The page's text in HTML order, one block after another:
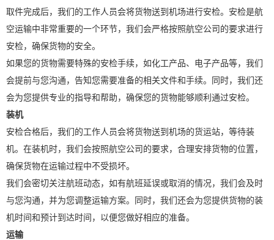
取件完成后，我们的工作人员会将货物送到机场进行安检。安检是航
空运输中非常重要的一个环节，我们会严格按照航空公司的要求进行
安检，确保货物的安全。
如果您的货物需要特殊的安检手续，如化工产品、电子产品等，我们
会提前与您沟通，告知您需要准备的相关文件和手续。同时，我们还
会为您提供专业的指导和帮助，确保您的货物能够顺利通过安检。
装机
安检合格后，我们的工作人员会将货物送到机场的货运站，等待装
机。在装机时，我们会按照航空公司的要求，合理安排货物的位置，
确保货物在运输过程中不受损坏。
我们会密切关注航班动态，如有航班延误或取消的情况，我们会及时
与您沟通，并为您调整运输方案。同时，我们还会为您提供货物的装
机时间和预计到达时间，以便您做好相应的准备。
运输